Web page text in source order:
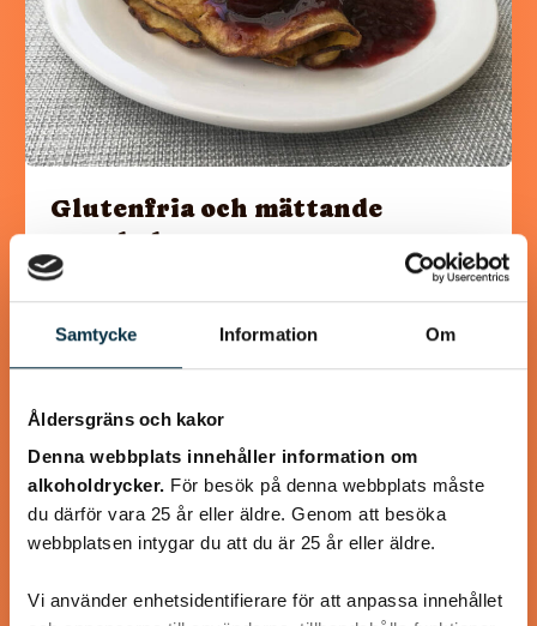
Samtycke Information Om
Åldersgräns och kakor
Denna webbplats innehåller information om
alkoholdrycker. För besök på denna webbplats måste
du därför vara 25 år eller äldre. Genom att besöka
webbplatsen intygar du att du är 25 år eller äldre.
Vi använder enhetsidentifierare för att anpassa innehållet
Glutenfria och mättande
pannkakor
Detta recept innehåller mer ägg än ett vanligt
pannkaksrecept, eftersom det mättar mer och eftersom
det behövs för att binda ihop det glutenfria mjölet.…
@linux222